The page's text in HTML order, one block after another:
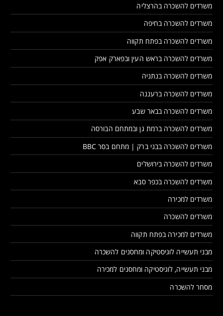
משרדים להשכרה בהרצליה
משרדים להשכרה בחיפה
משרדים להשכרה בפתח תקווה
משרדים להשכרה בראש העין ובפארק אפק
משרדים להשכרה בנתניה
משרדים להשכרה ברעננה
משרדים להשכרה בבאר שבע
משרדים להשכרה ברמת גן ובמתחם הבורסה
משרדים להשכרה בבני ברק | מתחם בסר BBC
משרדים להשכרה בירושלים
משרדים להשכרה בכפר סבא
משרדים למכירה
משרדים להשכרה
משרדים למכירה בפתח תקווה
מבני תעשייה לוגיסטיקה ומחסנים להשכרה
מבני תעשייה, לוגיסטיקה ומחסנים למכירה
מסחר להשכרה